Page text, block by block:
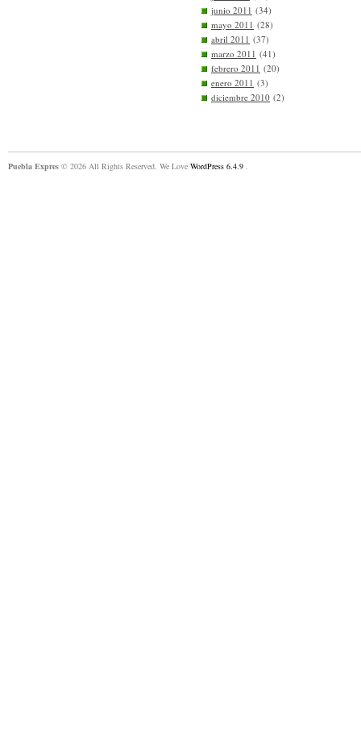
junio 2011 (34)
mayo 2011 (28)
abril 2011 (37)
marzo 2011 (41)
febrero 2011 (20)
enero 2011 (3)
diciembre 2010 (2)
Puebla Expres © 2026 All Rights Reserved. We Love WordPress 6.4.9 .